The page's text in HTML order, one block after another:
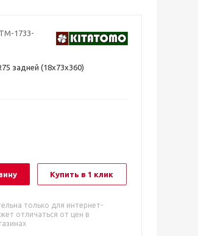
1733-
задней (18x73x360)
Купить в 1 клик
только для интернет-
отличаться от цен в